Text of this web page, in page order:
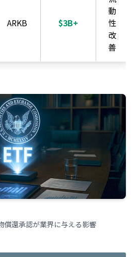
ARKB $3B+
動
性
改
善
償還承認が業界に与える影響